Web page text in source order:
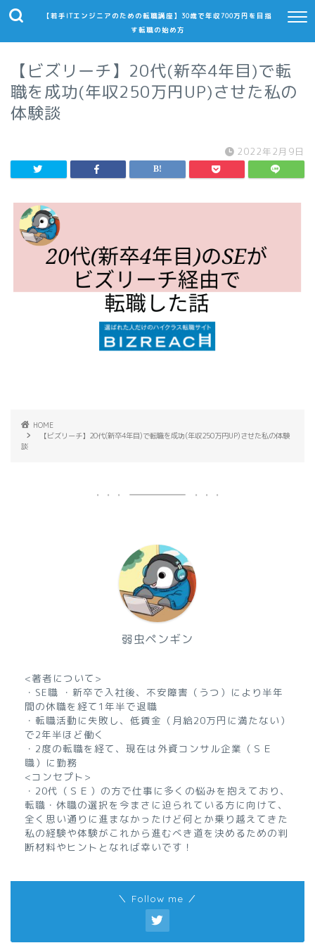
【若手ITエンジニアのための転職講座】30歳で年収700万円を目指
す転職の始め方
【ビズリーチ】20代(新卒4年目)で転
職を成功(年収250万円UP)させた私の
体験談
2022年2月9日
HOME
【ビズリーチ】20代(新卒4年目)で転職を成功(年収250万円UP)させた私の体験
談
弱虫ペンギン
<著者について>
・SE職 ・新卒で入社後、不安障害（うつ）により半年
間の休職を経て1年半で退職
・転職活動に失敗し、低賃金（月給20万円に満たない）
で2年半ほど働く
・2度の転職を経て、現在は外資コンサル企業（ＳＥ
職）に勤務
<コンセプト>
・20代（ＳＥ）の方で仕事に多くの悩みを抱えており、
転職・休職の選択を今まさに迫られている方に向けて、
全く思い通りに進まなかったけど何とか乗り越えてきた
私の経験や体験がこれから進むべき道を決めるための判
断材料やヒントとなれば幸いです！
＼ Follow me ／